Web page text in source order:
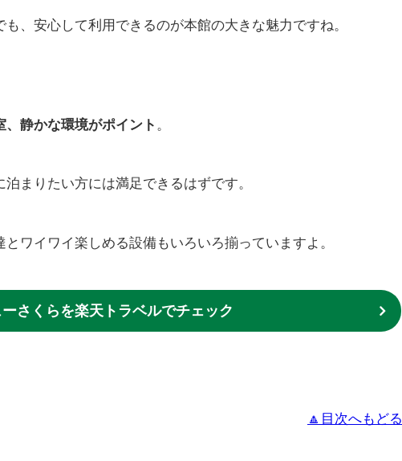
、安心して利用できるのが本館の大きな魅力ですね。
静かな環境がポイント 。
まりたい方には満足できるはずです。
ワイワイ楽しめる設備もいろいろ揃っていますよ。
さくらを楽天トラベルでチェック
🔼目次へもどる